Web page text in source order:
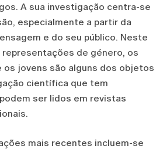
A sua investigação centra-se
especialmente a partir da
e do seu público. Neste
de género, os
os jovens são alguns dos objetos
científica que tem
ser lidos em revistas
mais recentes incluem-se